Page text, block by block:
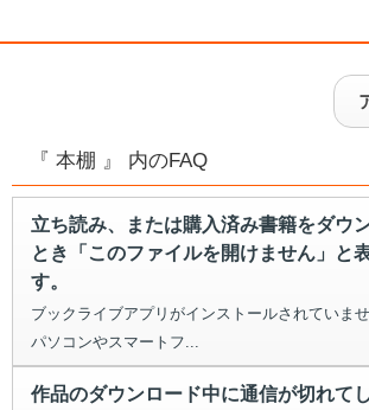
『 本棚 』 内のFAQ
立ち読み、または購入済み書籍をダウ
とき「このファイルを開けません」と
す。
ブックライブアプリがインストールされていま
パソコンやスマートフ...
作品のダウンロード中に通信が切れて